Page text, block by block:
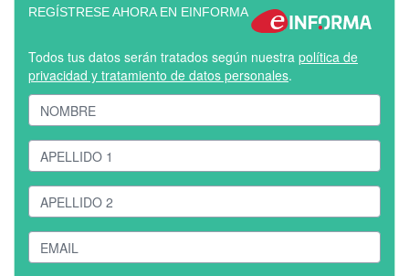
REGÍSTRESE AHORA EN EINFORMA
Todos tus datos serán tratados según nuestra política de
privacidad y tratamiento de datos personales.